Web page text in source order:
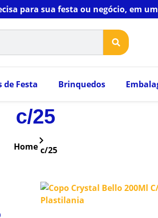
para sua festa ou negócio, em um
de Festa Brinquedos
c/25
Home c/25